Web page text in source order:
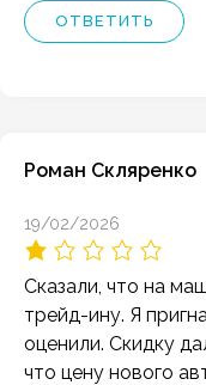
ОТВЕТИТЬ
Роман Скляренко
19/02/2026
Сказали, что на
трейд-ину. Я
оценили. Скидку
что цену нового